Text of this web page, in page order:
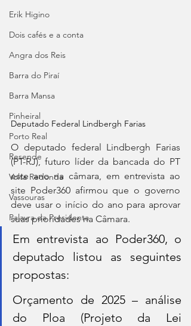
Erik Higino
Dois cafés e a conta
Angra dos Reis
Barra do Piraí
Barra Mansa
Pinheiral
Porto Real
Resende
Volta Redonda
Vassouras
Palavra da Presidenta
Deputado Federal Lindbergh Farias
O deputado federal Lindbergh Farias
(PT-RJ), futuro líder da bancada do PT
este ano na câmara, em entrevista ao
site Poder360 afirmou que o governo
deve usar o início do ano para aprovar
suas prioridades na Câmara.
Em entrevista ao Poder360, o
deputado listou as seguintes
propostas:
Orçamento de 2025 – análise
do Ploa (Projeto da Lei